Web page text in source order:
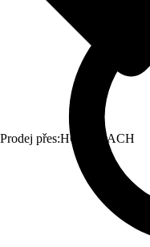
Prodej přes:HORNBACH